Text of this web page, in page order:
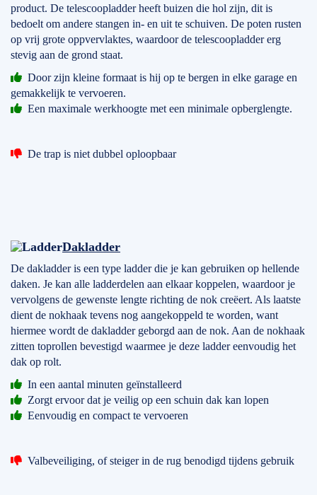
product. De telescoopladder heeft buizen die hol zijn, dit is
bedoelt om andere stangen in- en uit te schuiven. De poten rusten
op vrij grote oppvervlaktes, waardoor de telescoopladder erg
stevig aan de grond staat.
Door zijn kleine formaat is hij op te bergen in elke garage en
gemakkelijk te vervoeren.
Een maximale werkhoogte met een minimale opberglengte.
De trap is niet dubbel oploopbaar
Dakladder
De dakladder is een type ladder die je kan gebruiken op hellende
daken. Je kan alle ladderdelen aan elkaar koppelen, waardoor je
vervolgens de gewenste lengte richting de nok creëert. Als laatste
dient de nokhaak tevens nog aangekoppeld te worden, want
hiermee wordt de dakladder geborgd aan de nok. Aan de nokhaak
zitten toprollen bevestigd waarmee je deze ladder eenvoudig het
dak op rolt.
In een aantal minuten geïnstalleerd
Zorgt ervoor dat je veilig op een schuin dak kan lopen
Eenvoudig en compact te vervoeren
Valbeveiliging, of steiger in de rug benodigd tijdens gebruik